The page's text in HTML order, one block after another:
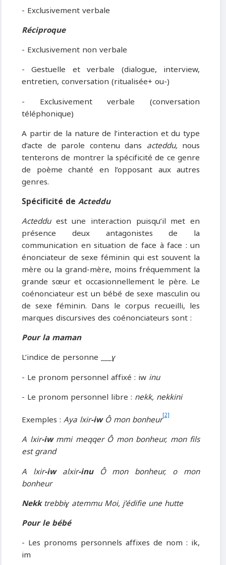
- Exclusivement verbale
Réciproque
- Exclusivement non verbale
- Gestuelle et verbale (dialogue, interview,
entretien, conversation (ritualisée+ ou-)
- Exclusivement verbale (conversation
téléphonique)
A partir de la nature de l’interaction et du type
d’acte de parole contenu dans acteddu,nous
tenterons de montrer la spécificité de ce genre
de poème chanté en l’opposant aux autres
genres.
Spécificité de Acteddu
Actedduest une interaction puisqu’il met en
présence deux antagonistes de la
communication en situation de face à face : un
énonciateur de sexe féminin qui est souvent la
mère ou la grand-mère, moins fréquemment la
grande sœur et occasionnellement le père. Le
coénonciateur est un bébé de sexe masculin ou
de sexe féminin. Dans le corpus recueilli, les
marques discursives des coénonciateurs sont :
Pour la maman
L’indice de personne ___ɣ
- Le pronom personnel affixé : iw inu
- Le pronom personnel libre : nekk, nekkini
Exemples : Aya lxir-iwÔ mon bonheur[2]
A lxir-iwmmi meqqer Ô mon bonheur, mon fils
est grand
A lxir-iwalxir-inu Ô mon bonheur, o mon
bonheur
Nekktrebbiɣ atemmu Moi, j’édifie une hutte
Pour le bébé
- Les pronoms personnels affixes de nom : ik,
im